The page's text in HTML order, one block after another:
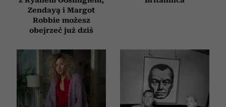
Zendayą i Margot
Robbie możesz
obejrzeć już dziś